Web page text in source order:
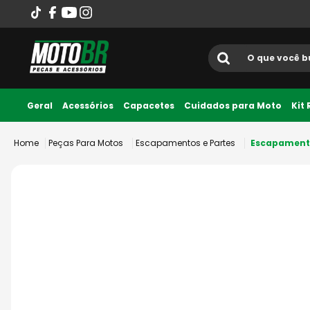
O que você busca?
Termos
1º ls2
2º norisk
Geral Acessórios Capacetes Cuidados para Moto Kit
Até 10x sem juros
Peças Para Motos Escapamentos e Partes